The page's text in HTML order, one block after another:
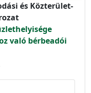
és Közterület-
való bérbeadói